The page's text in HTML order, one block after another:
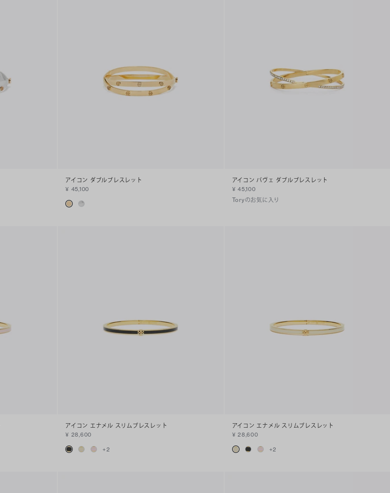
アイコン ダブルブレスレット
¥ 45,100
アイコン パヴェ ダブルブレスレット
¥ 45,100
Toryのお気に入り
アイコン エナメル スリムブレスレット
¥ 28,600
+2
アイコン エナメル スリムブレスレット
¥ 28,600
+2